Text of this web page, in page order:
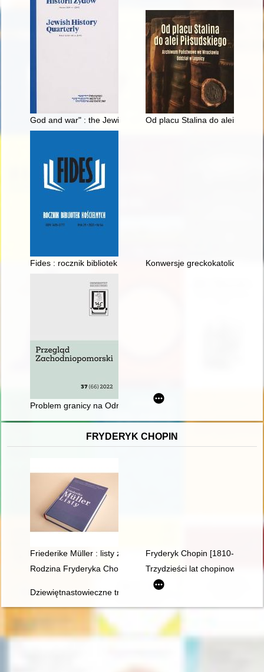
God and war" : the Jewish population of Stettin in the face of
Od placu Stalina do alei
Fides : rocznik bibliotek kościelnych. R. 29, nr 56 (2023)
Konwersje greckokatolickich
Problem granicy na Odrze i Nysie Łużyckiej w polsko-
FRYDERYK CHOPIN
Friederike Müller : listy z Paryża 1839-1845 : nauczanie i
Fryderyk Chopin [1810-1849]
Rodzina Fryderyka Chopina
Trzydzieści lat chopinowskich
Dziewiętnastowieczne transkrypcje utworów Fryderyka